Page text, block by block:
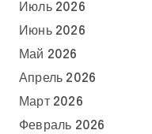
Июль 2026
Июнь 2026
Май 2026
Апрель 2026
Март 2026
Февраль 2026